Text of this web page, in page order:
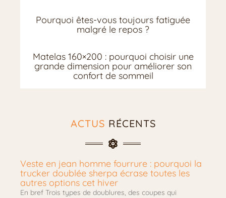
Pourquoi êtes-vous toujours fatiguée
malgré le repos ?
Matelas 160×200 : pourquoi choisir une
grande dimension pour améliorer son
confort de sommeil
ACTUS RÉCENTS
Veste en jean homme fourrure : pourquoi la
trucker doublée sherpa écrase toutes les
autres options cet hiver
En bref Trois types de doublures, des coupes qui